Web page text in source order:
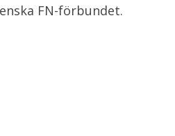
FN-förbundet.